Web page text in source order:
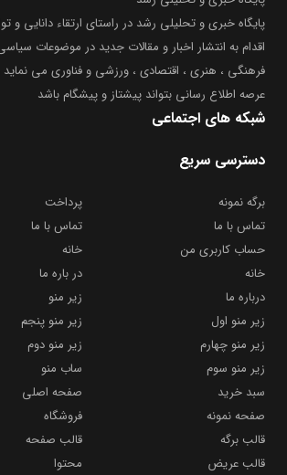
پایگاه خبری و تحلیلی رشد در راستای ارتقاء دانایی و
اقدام به انتشار اخبار و مقالات جدید در موضوعات
فرهنگی ، هنری ، اقتصادی ، ورزشی و فناوری می
عرصه اطلاع رسانی بتواند پیشتاز و پیشگام باشد
شبکه های اجتماعی
دسترسی سریع
برگه نمونه
پرداخت
تماس با ما
تماس با ما
حساب کاربری من
خانه
خانه
در باره ما
درباره ما
زیر منو
زیر منو اول
زیر منو پنجم
زیر منو چهارم
زیر منو دوم
زیر منو سوم
ساب منو
سبد خرید
صفحه اصلی
صفحه نمونه
فروشگاه
قالب برگه
قالب صفحه
قالب عریض
محتوا